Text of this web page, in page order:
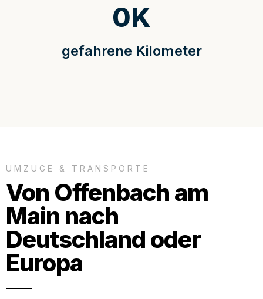
gefahrene Kilometer
0K
UMZÜGE & TRANSPORTE
Von Offenbach am
Main nach
Deutschland oder
Europa